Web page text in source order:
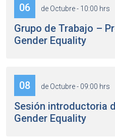
06 de Octubre - 10:00 hrs
Grupo de Trabajo –
Gender Equality
08 de Octubre - 09:00 hrs
Sesión introductoria
Gender Equality